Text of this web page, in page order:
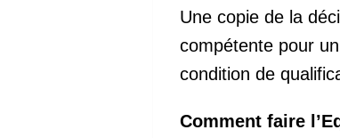
Une copie de la
compétente pour
condition de
Comment faire